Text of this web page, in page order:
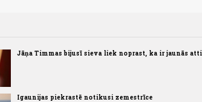
Jāņa Timmas bijusī sieva liek noprast, ka ir jaunās
Igaunijas piekrastē notikusi zemestrīce